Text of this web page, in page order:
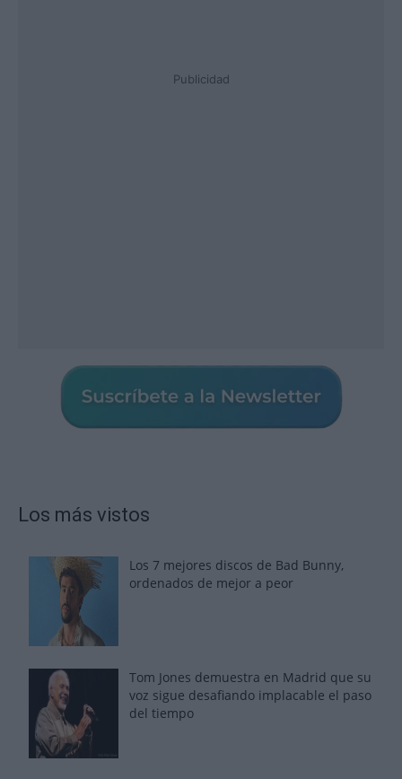
Publicidad
Los más vistos
Los 7 mejores discos de Bad Bunny,
ordenados de mejor a peor
Tom Jones demuestra en Madrid que su
voz sigue desafiando implacable el paso
del tiempo